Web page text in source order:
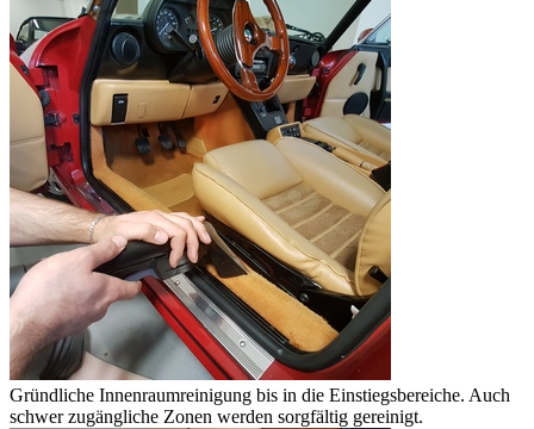
Gründliche Innenraumreinigung bis in die Einstiegsbereiche. Auch
schwer zugängliche Zonen werden sorgfältig gereinigt.